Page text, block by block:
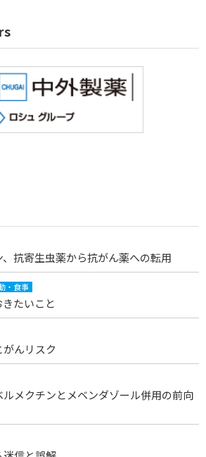
抗寄生虫薬から抗がん薬への転用
・食事
たいこと
んリスク
メクチンとメベンダゾール併用の前向